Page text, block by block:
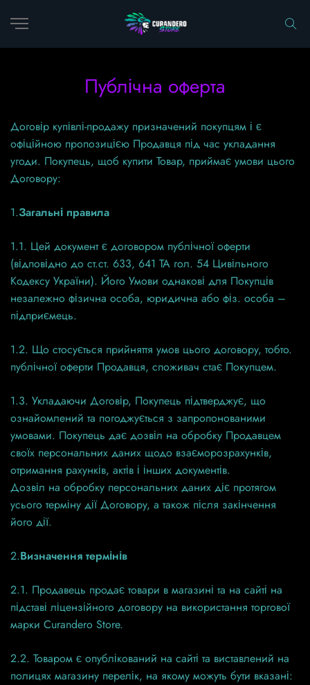
Публічна оферта
Договір купівлі-продажу призначений покупцям і є
офіційною пропозицією Продавця під час укладання
угоди. Покупець, щоб купити Товар, приймає умови цього
Договору:
1.Загальні правила
1.1. Цей документ є договором публічної оферти
(відповідно до ст.ст. 633, 641 ТА гол. 54 Цивільного
Кодексу України). Його Умови однакові для Покупців
незалежно фізична особа, юридична або фіз. особа –
підприємець.
1.2. Що стосується прийняття умов цього договору, тобто.
публічної оферти Продавця, споживач стає Покупцем.
1.3. Укладаючи Договір, Покупець підтверджує, що
ознайомлений та погоджується з запропонованими
умовами. Покупець дає дозвіл на обробку Продавцем
своїх персональних даних щодо взаєморозрахунків,
отримання рахунків, актів і інших документів.
Дозвіл на обробку персональних даних діє протягом
усього терміну дії Договору, а також після закінчення
його дії.
2.Визначення термінів
2.1. Продавець продає товари в магазині та на сайті на
підставі ліцензійного договору на використання торгової
марки Curandero Store.
2.2. Товаром є опублікований на сайті та виставлений на
полицях магазину перелік, на якому можуть бути вказані: